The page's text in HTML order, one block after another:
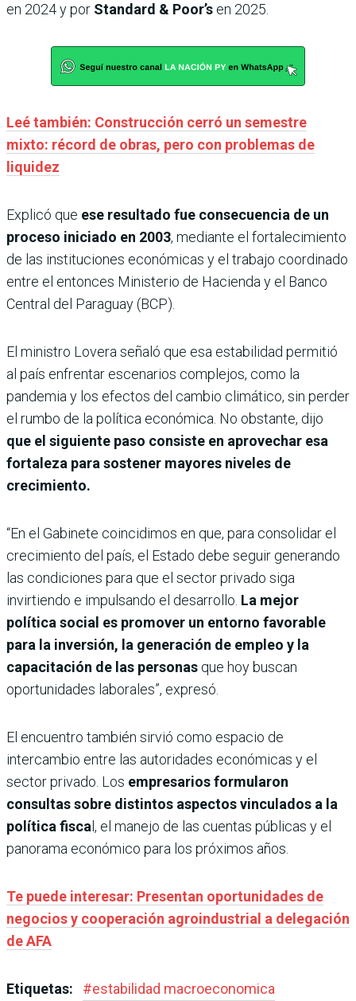
en 2024 y por Standard & Poor’s en 2025.
Leé también: Construcción cerró un semestre
mixto: récord de obras, pero con problemas de
liquidez
Explicó que ese resultado fue consecuencia de un
proceso iniciado en 2003, mediante el fortalecimiento
de las instituciones económicas y el trabajo coordinado
entre el entonces Ministerio de Hacienda y el Banco
Central del Paraguay (BCP).
El ministro Lovera señaló que esa estabilidad permitió
al país enfrentar escenarios complejos, como la
pandemia y los efectos del cambio climático, sin perder
el rumbo de la política económica. No obstante, dijo
que el siguiente paso consiste en aprovechar esa
fortaleza para sostener mayores niveles de
crecimiento.
“En el Gabinete coincidimos en que, para consolidar el
crecimiento del país, el Estado debe seguir generando
las condiciones para que el sector privado siga
invirtiendo e impulsando el desarrollo. La mejor
política social es promover un entorno favorable
para la inversión, la generación de empleo y la
capacitación de las personas que hoy buscan
oportunidades laborales”, expresó.
El encuentro también sirvió como espacio de
intercambio entre las autoridades económicas y el
sector privado. Los empresarios formularon
consultas sobre distintos aspectos vinculados a la
política fiscal, el manejo de las cuentas públicas y el
panorama económico para los próximos años.
Te puede interesar: Presentan oportunidades de
negocios y cooperación agroindustrial a delegación
de AFA
Etiquetas: #estabilidad macroeconomica